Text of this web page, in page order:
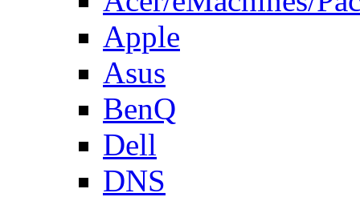
Apple
Asus
BenQ
Dell
DNS